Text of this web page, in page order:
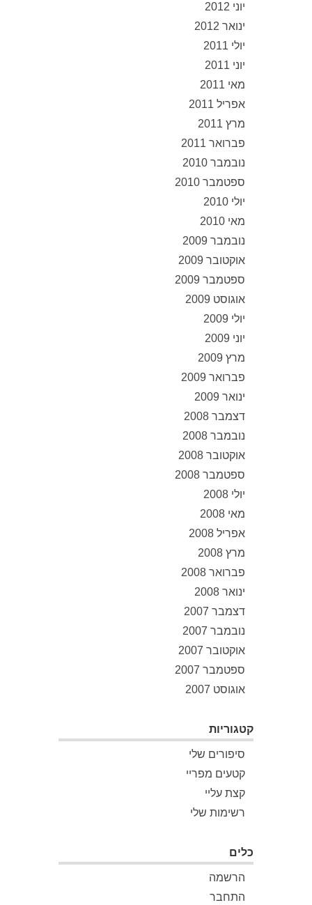
יוני 2012
ינואר 2012
יולי 2011
יוני 2011
מאי 2011
אפריל 2011
מרץ 2011
פברואר 2011
נובמבר 2010
ספטמבר 2010
יולי 2010
מאי 2010
נובמבר 2009
אוקטובר 2009
ספטמבר 2009
אוגוסט 2009
יולי 2009
יוני 2009
מרץ 2009
פברואר 2009
ינואר 2009
דצמבר 2008
נובמבר 2008
אוקטובר 2008
ספטמבר 2008
יולי 2008
מאי 2008
אפריל 2008
מרץ 2008
פברואר 2008
ינואר 2008
דצמבר 2007
נובמבר 2007
אוקטובר 2007
ספטמבר 2007
אוגוסט 2007
קטגוריות
סיפורים שלי
קטעים מפריי
קצת עליי
רשימות שלי
כלים
הרשמה
התחבר